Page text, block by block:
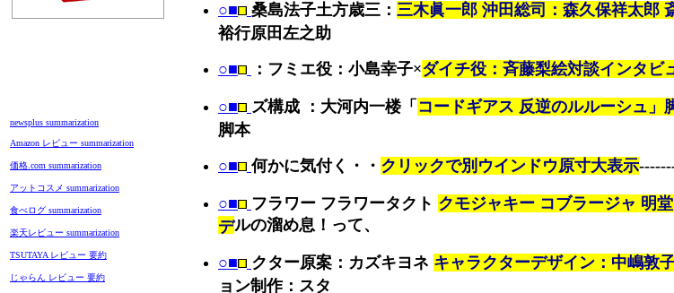
newsplus summarization
Amazon レビュー summarization
価格.com summarization
アットコスメ summarization
食べログ summarization
楽天レビュー summarization
TSUTAYA レビュー 要約
じゃらん レビュー 要約
○■ 桑島法子土方歳三： 三木眞一郎 沖田総司：森久保祥太郎
裕行原田左之助
○■ ：フミエ役：小島幸子×ダイチ役：斉藤梨絵対談インタビ
○■ ズ構成 ：大河内一楼「 コードギアス 反逆のルルーシュ」
脚本
○■ 何かに気付く・・ クリックで別ウインドウ原寸大表示
○■ フラワー フラワータクト クモジャキー コブラージャ 明
デルの溜め息！って、
○■ クター原案：カズキヨネ キャラクターデザイン：中嶋敦
ョン制作：スタ